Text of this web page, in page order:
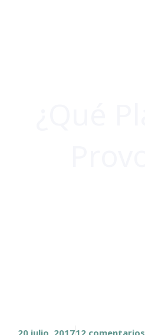
20 julio, 201712 comentarios